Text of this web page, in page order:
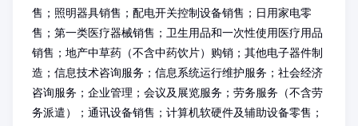
售；照明器具销售；配电开关控制设备销售；日用家电零
售；第一类医疗器械销售；卫生用品和一次性使用医疗用品
销售；地产中草药（不含中药饮片）购销；其他电子器件制
造；信息技术咨询服务；信息系统运行维护服务；社会经济
咨询服务；企业管理；会议及展览服务；劳务服务（不含劳
务派遣）；通讯设备销售；计算机软硬件及辅助设备零售；